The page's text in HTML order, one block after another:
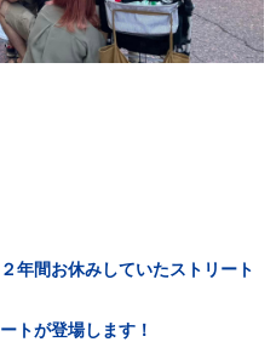
年間お休みしていたストリート
トが登場します！